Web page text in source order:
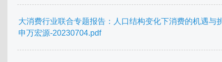
大消费行业联合专题报告：人口结构变化下消费的机遇与
申万宏源-20230704.pdf